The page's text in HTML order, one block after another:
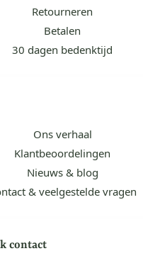
Retourneren
Betalen
30 dagen bedenktijd
Ons verhaal
Klantbeoordelingen
Nieuws & blog
& veelgestelde vragen
contact